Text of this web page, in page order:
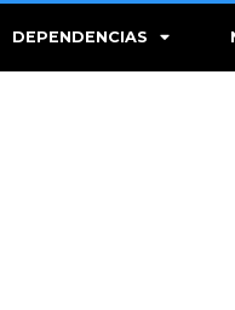
DEPENDENCIAS